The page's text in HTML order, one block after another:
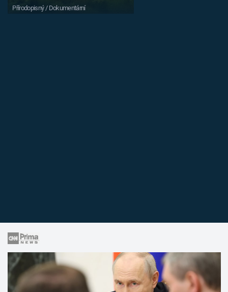
Přírodopisný / Dokumentární